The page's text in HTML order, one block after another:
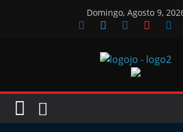
Domingo, Agosto 9,
Jornal